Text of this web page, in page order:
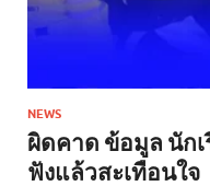
NEWS
ผิดคาด ข้อมูล นัก
ฟังแล้วสะเทือนใจ